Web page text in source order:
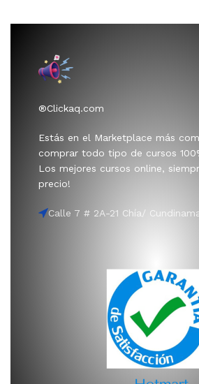
®Clickaq.com
Estás en el Marketplace más
comprar todo tipo de cursos
Los mejores cursos online,
precio!
Calle 7 # 2A-21 Chía/